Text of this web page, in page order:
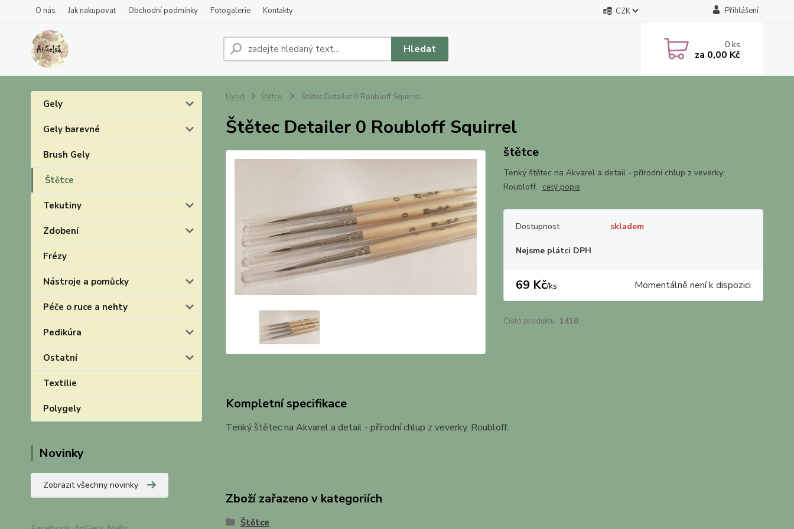
O nás Jak nakupovat Obchodní podmínky Fotogalerie Kontakty CZK Přihlášení
Hledat 0ks
za 0,00 Kč
Gely
Gely barevné
Brush Gely
Štětce
Tekutiny
Zdobení
Frézy
Nástroje a pomůcky
Péče o ruce a nehty
Pedikúra
Ostatní
Textilie
Polygely
Novinky
Zobrazit všechny novinky
Úvod Štětce Štětec Detailer 0 Roubloff Squirrel
Štětec Detailer 0 Roubloff Squirrel
štětce
Tenký štětec na Akvarel a detail - přírodní chlup z veverky.
Roubloff. celý popis
Dostupnost skladem
Nejsme plátci DPH
69 Kč/ks Momentálně není k dispozici
Číslo produktu: 1410
Kompletní specifikace
Tenký štětec na Akvarel a detail - přírodní chlup z veverky. Roubloff.
Zboží zařazeno v kategoriích
Štětce